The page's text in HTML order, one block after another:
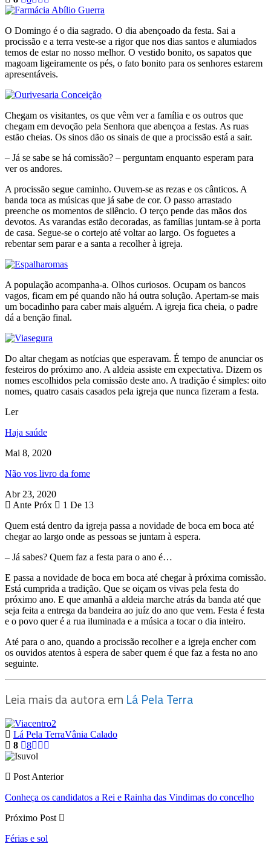
O Domingo é o dia sagrado. O dia abençoado da festa. Sai a
procissão e a terra veste-se a rigor que nos dias santos e alumiados
temos de estar no nosso melhor. O vestido bonito, os sapatos que
magoam ligeiramente os pés, o fato bonito para os senhores estarem
apresentáveis.
Chegam os visitantes, os que vêm ver a família e os outros que
chegam em devoção pela Senhora que abençoa a festas. As ruas
estão cheias. Os sinos dão os sinais de que a procissão está a sair.
– Já se sabe se há comissão? – perguntam enquanto esperam para
ver os andores.
A procissão segue caminho. Ouvem-se as rezas e os cânticos. A
banda toca as músicas que já sabe de cor. O passo arrastado
preenche os momentos de silêncio. O terço pende das mãos dos
devotos. As varandas estão decoradas, as famílias juntam-se à porta
de casa. Segue-se o cortejo até voltar ao largo. Os foguetes a
rebentar sem parar e a santa a recolher à igreja.
A população acompanha-a. Olhos curiosos. Ocupam os bancos
vagos, ficam em pé quando não há outra solução. Apertam-se mais
um bocadinho para caber mais alguém. A igreja fica cheia, o padre
dá a benção final.
Do altar chegam as notícias que esperavam. É tempo de anunciar os
festeiros do próximo ano. A aldeia assiste em expectativa. Dizem os
nomes escolhidos pela comissão deste ano. A tradição é simples: oito
nomes, quatro casais casados pela igreja que nunca fizeram a festa.
Ler
Haja saúde
Mai 8, 2020
Não vos livro da fome
Abr 23, 2020
Ante Próx
1 De 13
Quem está dentro da igreja passa a novidade de boca em boca até
chegar ao largo onde as pessoas se juntam à espera.
– Já sabes? Quem faz a festa para o ano é…
E passa a novidade de boca em boca até chegar à próxima comissão.
Está cumprida a tradição. Que se oiçam os vivas pela festa do
próximo ano. E que amanhã a aldeia marche atrás da banda até que
seja feita a entrega da bandeira ao juíz do ano que vem. Festa é festa
e o povo quer é a rua iluminada e a música a tocar o dia inteiro.
Até para o ano, quando a procissão recolher e a igreja encher com
os ouvidos atentos à espera de saber quem é que faz a festa no ano
seguinte.
Leia mais da autora em Lá Pela Terra
Lá Pela TerraVânia Calado
8
8
Post Anterior
Conheça os candidatos a Rei e Rainha das Vindimas do concelho
Próximo Post
Férias e sol